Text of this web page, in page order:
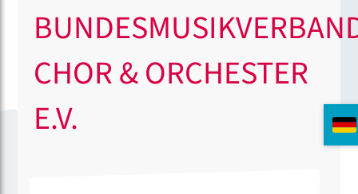
CHOR & ORCHESTER
E.V.